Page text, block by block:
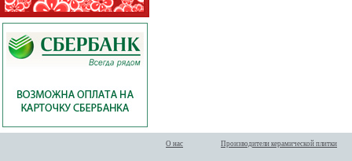
О нас Производители керамической плитки